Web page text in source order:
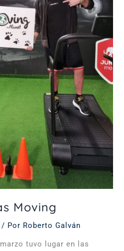
Moving
/ Por Roberto Galván
tuvo lugar en las